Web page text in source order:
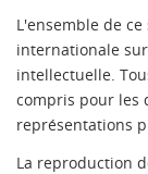
L'ensemble de
internationale
intellectuelle.
compris pour les
représentations
La reproduction